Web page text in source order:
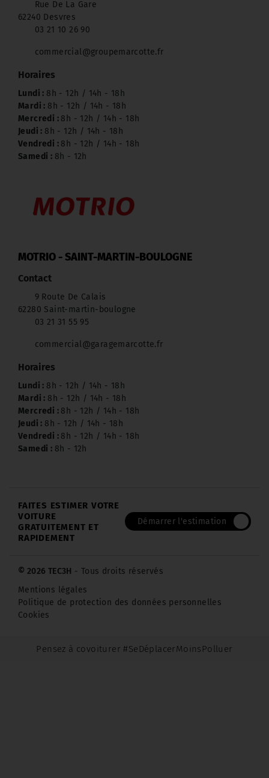
Rue De La Gare
62240 Desvres
03 21 10 26 90
commercial@groupemarcotte.fr
Horaires
Lundi : 8h - 12h / 14h - 18h
Mardi : 8h - 12h / 14h - 18h
Mercredi : 8h - 12h / 14h - 18h
Jeudi : 8h - 12h / 14h - 18h
Vendredi : 8h - 12h / 14h - 18h
Samedi : 8h - 12h
MOTRIO - SAINT-MARTIN-BOULOGNE
Contact
9 Route De Calais
62280 Saint-martin-boulogne
03 21 31 55 95
commercial@garagemarcotte.fr
Horaires
Lundi : 8h - 12h / 14h - 18h
Mardi : 8h - 12h / 14h - 18h
Mercredi : 8h - 12h / 14h - 18h
Jeudi : 8h - 12h / 14h - 18h
Vendredi : 8h - 12h / 14h - 18h
Samedi : 8h - 12h
FAITES ESTIMER VOTRE
VOITURE
GRATUITEMENT ET
RAPIDEMENT
Démarrer l'estimation
© 2026 TEC3H - Tous droits réservés
Mentions légales
Politique de protection des données personnelles
Cookies
Pensez à covoiturer #SeDéplacerMoinsPolluer